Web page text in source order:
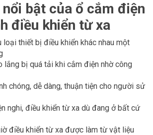
bật của ổ cắm điện
điều khiển từ xa
loại thiết bị điều khiển khác nhau một
lắng bị quá tải khi cắm điện nhờ công
chóng, dễ dàng, thuận tiện cho người sử
nghi, điều khiển từ xa dù đang ở bất cứ
điều khiển từ xa được làm từ vật liệu